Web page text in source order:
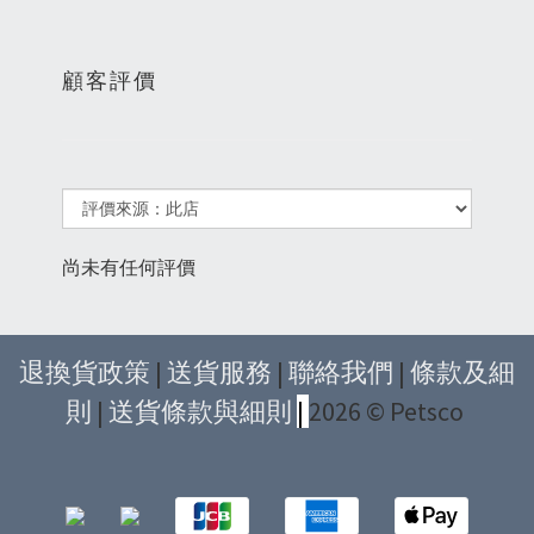
顧客評價
尚未有任何評價
退換貨政策 | 送貨服務 | 聯絡我們 | 條款及細
則 | 送貨條款與細則 | 2026 © Petsco